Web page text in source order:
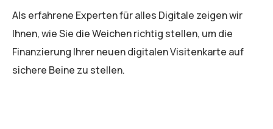
Als erfahrene Experten für alles Digitale zeigen wir
Ihnen, wie Sie die Weichen richtig stellen, um die
Finanzierung Ihrer neuen digitalen Visitenkarte auf
sichere Beine zu stellen.